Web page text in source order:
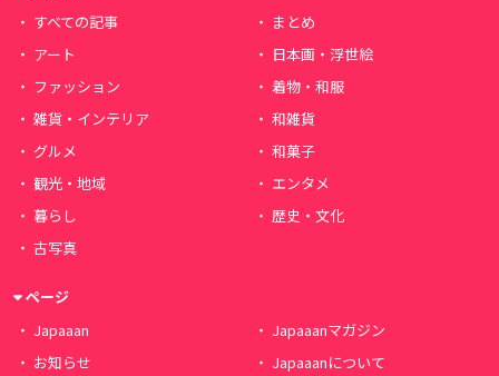
すべての記事
まとめ
アート
日本画・浮世絵
ファッション
着物・和服
雑貨・インテリア
和雑貨
グルメ
和菓子
観光・地域
エンタメ
暮らし
歴史・文化
古写真
ページ
Japaaan
Japaaanマガジン
お知らせ
Japaaanについて